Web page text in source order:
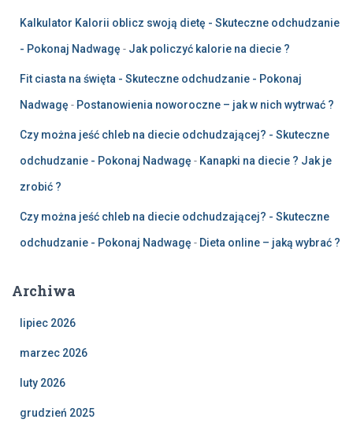
Kalkulator Kalorii oblicz swoją dietę - Skuteczne odchudzanie
- Pokonaj Nadwagę - Jak policzyć kalorie na diecie ?
Fit ciasta na święta - Skuteczne odchudzanie - Pokonaj
Nadwagę - Postanowienia noworoczne – jak w nich wytrwać ?
Czy można jeść chleb na diecie odchudzającej? - Skuteczne
odchudzanie - Pokonaj Nadwagę - Kanapki na diecie ? Jak je
zrobić ?
Czy można jeść chleb na diecie odchudzającej? - Skuteczne
odchudzanie - Pokonaj Nadwagę - Dieta online – jaką wybrać ?
Archiwa
lipiec 2026
marzec 2026
luty 2026
grudzień 2025